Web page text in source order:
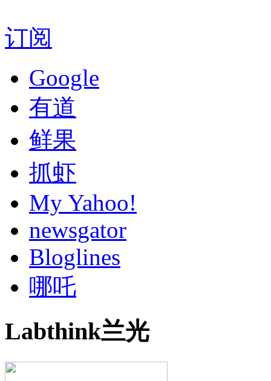
订阅
Google
有道
鲜果
抓虾
My Yahoo!
newsgator
Bloglines
哪吒
Labthink兰光